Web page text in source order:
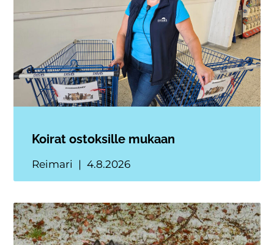
Koirat ostoksille mukaan
Reimari 4.8.2026